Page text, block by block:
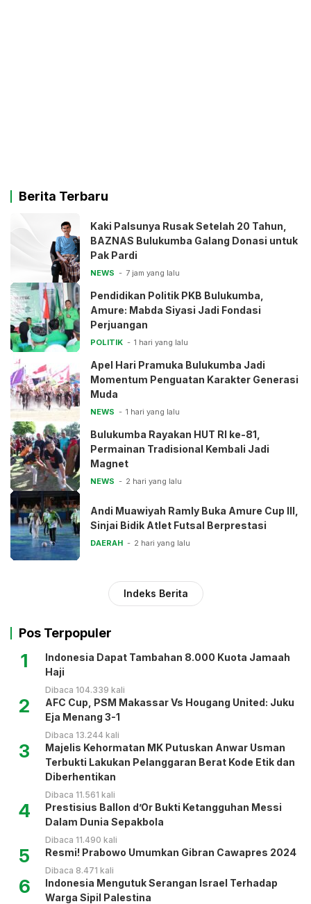
Berita Terbaru
Kaki Palsunya Rusak Setelah 20 Tahun,
BAZNAS Bulukumba Galang Donasi untuk
Pak Pardi
NEWS 7 jam yang lalu
Pendidikan Politik PKB Bulukumba,
Amure: Mabda Siyasi Jadi Fondasi
Perjuangan
POLITIK 1 hari yang lalu
Apel Hari Pramuka Bulukumba Jadi
Momentum Penguatan Karakter Generasi
Muda
NEWS 1 hari yang lalu
Bulukumba Rayakan HUT RI ke-81,
Permainan Tradisional Kembali Jadi
Magnet
NEWS 2 hari yang lalu
Andi Muawiyah Ramly Buka Amure Cup III,
Sinjai Bidik Atlet Futsal Berprestasi
DAERAH 2 hari yang lalu
Indeks Berita
Pos Terpopuler
1
Indonesia Dapat Tambahan 8.000 Kuota Jamaah
Haji
Dibaca 104.339 kali
2
AFC Cup, PSM Makassar Vs Hougang United: Juku
Eja Menang 3-1
Dibaca 13.244 kali
3
Majelis Kehormatan MK Putuskan Anwar Usman
Terbukti Lakukan Pelanggaran Berat Kode Etik dan
Diberhentikan
Dibaca 11.561 kali
4
Prestisius Ballon d’Or Bukti Ketangguhan Messi
Dalam Dunia Sepakbola
Dibaca 11.490 kali
5 Resmi! Prabowo Umumkan Gibran Cawapres 2024
Dibaca 8.471 kali
6
Indonesia Mengutuk Serangan Israel Terhadap
Warga Sipil Palestina